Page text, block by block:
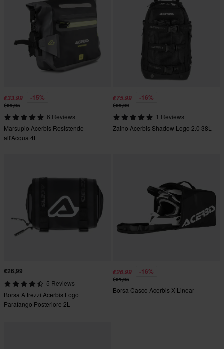
€33,99 -15%
€39,95
6 Reviews
Marsupio Acerbis Resistende
all'Acqua 4L
€75,99 -16%
€89,99
1 Reviews
Zaino Acerbis Shadow Logo 2.0 38L
€26,99
5 Reviews
Borsa Attrezzi Acerbis Logo
Parafango Posteriore 2L
€26,99 -16%
€31,95
Borsa Casco Acerbis X-Linear